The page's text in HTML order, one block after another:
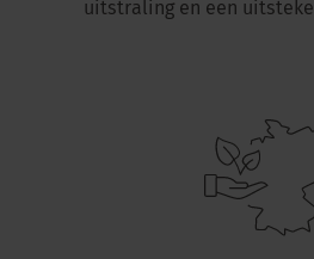
uitstraling en een